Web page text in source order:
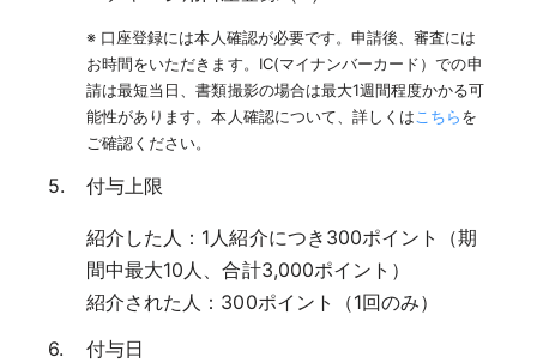
※ 口座登録には本人確認が必要です。申請後、審査には
お時間をいただきます。IC(マイナンバーカード）での申
請は最短当日、書類撮影の場合は最大1週間程度かかる可
能性があります。本人確認について、詳しくはこちらを
ご確認ください。
付与上限
紹介した人：1人紹介につき300ポイント（期
間中最大10人、合計3,000ポイント）
紹介された人：300ポイント（1回のみ）
付与日